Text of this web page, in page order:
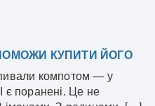
КУПИТИ ЙОГО
компотом — у
є поранені. Це не